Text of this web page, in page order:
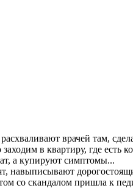
врачей там,
в квартиру, где есть
а купируют симптомы...
навыписывают
со скандалом пришла к